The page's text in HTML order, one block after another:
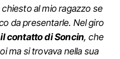
al mio ragazzo se
da presentarle. Nel giro
contatto di Soncin, che
ma si trovava nella sua